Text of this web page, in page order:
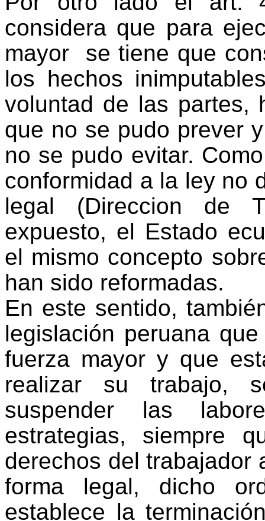
considera que para
mayor se tiene que
los hechos
voluntad de las partes,
que no se pudo prever
no se pudo evitar.
conformidad a la ley no
legal (Direccion de
expuesto, el Estado
el mismo concepto
han sido reformadas.
En este sentido,
legislación peruana
fuerza mayor y que
realizar su trabajo,
suspender las
estrategias, siempre
derechos del trabajador
forma legal, dicho
establece la